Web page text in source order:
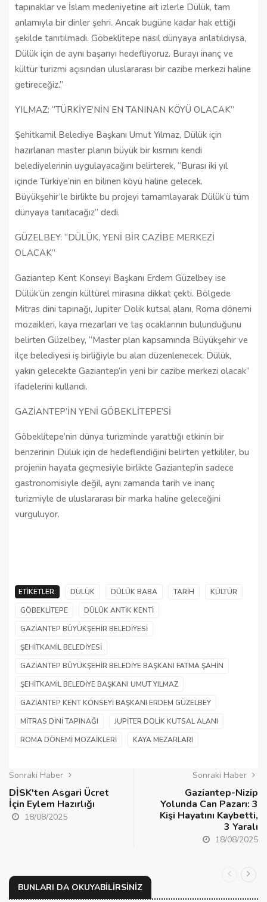
tapınaklar ve İslam medeniyetine ait izlerle Dülük, tam
anlamıyla bir dinler şehri. Ancak bugüne kadar hak ettiği
şekilde tanıtılmadı. Göbeklitepe nasıl dünyaya anlatıldıysa,
Dülük için de aynı başarıyı hedefliyoruz. Burayı inanç ve
kültür turizmi açısından uluslararası bir cazibe merkezi haline
getireceğiz.”
YILMAZ: “TÜRKİYE’NİN EN TANINAN KÖYÜ OLACAK”
Şehitkamil Belediye Başkanı Umut Yılmaz, Dülük için
hazırlanan master planın büyük bir kısmını kendi
belediyelerinin uygulayacağını belirterek, “Burası iki yıl
içinde Türkiye’nin en bilinen köyü haline gelecek.
Büyükşehir’le birlikte bu projeyi tamamlayarak Dülük’ü tüm
dünyaya tanıtacağız” dedi.
GÜZELBEY: “DÜLÜK, YENİ BİR CAZİBE MERKEZİ
OLACAK”
Gaziantep Kent Konseyi Başkanı Erdem Güzelbey ise
Dülük’ün zengin kültürel mirasına dikkat çekti. Bölgede
Mitras dini tapınağı, Jupiter Dolik kutsal alanı, Roma dönemi
mozaikleri, kaya mezarları ve taş ocaklarının bulunduğunu
belirten Güzelbey, “Master plan kapsamında Büyükşehir ve
ilçe belediyesi iş birliğiyle bu alan düzenlenecek. Dülük,
yakın gelecekte Gaziantep’in yeni bir cazibe merkezi olacak”
ifadelerini kullandı.
GAZİANTEP’İN YENİ GÖBEKLİTEPE’Sİ
Göbeklitepe’nin dünya turizminde yarattığı etkinin bir
benzerinin Dülük için de hedeflendiğini belirten yetkililer, bu
projenin hayata geçmesiyle birlikte Gaziantep’in sadece
gastronomisiyle değil, aynı zamanda tarih ve inanç
turizmiyle de uluslararası bir marka haline geleceğini
vurguluyor.
ETIKETLER: DÜLÜK DÜLÜK BABA TARIH
KÜLTÜR
GÖBEKLITEPE
DÜLÜK ANTIK KENTI
GAZIANTEP BÜYÜKŞEHIR BELEDIYESI
ŞEHITKAMIL BELEDIYESI
GAZIANTEP BÜYÜKŞEHIR BELEDIYE BAŞKANI FATMA ŞAHIN
ŞEHITKAMIL BELEDIYE BAŞKANI UMUT YILMAZ
GAZIANTEP KENT KONSEYI BAŞKANI ERDEM GÜZELBEY
MITRAS DINI TAPINAĞI
JUPITER DOLIK KUTSAL ALANI
ROMA DÖNEMI MOZAIKLERI
KAYA MEZARLARI
Sonraki Haber
DİSK'ten Asgari Ücret
İçin Eylem Hazırlığı
18/08/2025
Sonraki Haber
Gaziantep-Nizip
Yolunda Can Pazarı: 3
Kişi Hayatını Kaybetti,
3 Yaralı
18/08/2025
BUNLARI DA OKUYABILIRSINIZ